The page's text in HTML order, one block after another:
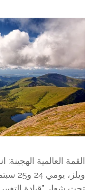
القمة العالمية الهجينة:
ويلز،